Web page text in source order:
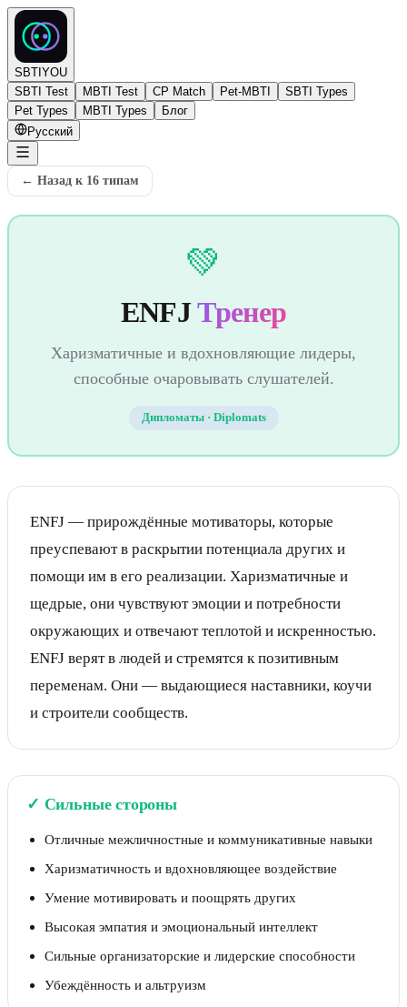
SBTIYOU
SBTI Test
MBTI Test CP Match Pet-MBTI
SBTI Types
Pet Types
MBTI Types
Блог
Русский
← Назад к 16 типам
💚
ENFJ Тренер
Харизматичные и вдохновляющие лидеры,
способные очаровывать слушателей.
Дипломаты· Diplomats
ENFJ — прирождённые мотиваторы, которые
преуспевают в раскрытии потенциала других и
помощи им в его реализации. Харизматичные и
щедрые, они чувствуют эмоции и потребности
окружающих и отвечают теплотой и искренностью.
ENFJ верят в людей и стремятся к позитивным
переменам. Они — выдающиеся наставники, коучи
и строители сообществ.
✓ Сильные стороны
Отличные межличностные и коммуникативные навыки
Харизматичность и вдохновляющее воздействие
Умение мотивировать и поощрять других
Высокая эмпатия и эмоциональный интеллект
Сильные организаторские и лидерские способности
Убеждённость и альтруизм